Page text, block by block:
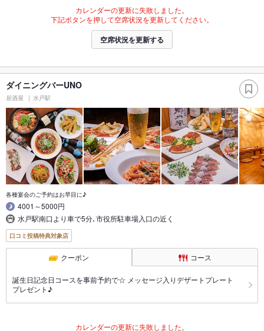
カレンダーの更新に失敗しました。
下記ボタンを押して空席状況を更新してください。
空席状況を更新する
ダイニングバーUNO
居酒屋 水戸駅
各種宴会のご予約はお早目に♪
4001～5000円
水戸駅南口より車で5分､市役所駐車場入口の近く
口コミ投稿特典対象店
クーポン コース
誕生日記念日コースを事前予約で☆ メッセージ入りデザートプレート
プレゼント♪
カレンダーの更新に失敗しました。